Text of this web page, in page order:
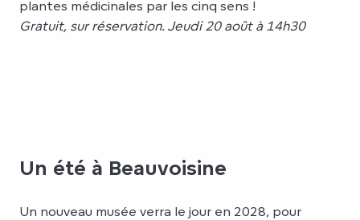
plantes médicinales par les cinq sens !
Gratuit, sur réservation. Jeudi 20 août à 14h30
Un été à Beauvoisine
Un nouveau musée verra le jour en 2028, pour